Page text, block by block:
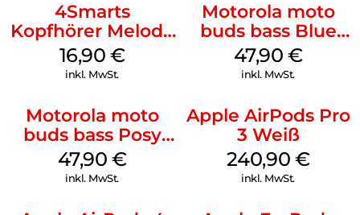
4Smarts
Kopfhörer Melody
Digital USB-C
Weiß
16,90 €
inkl. MwSt.
Motorola moto
buds bass Blue
Jewel
47,90 €
inkl. MwSt.
Motorola moto
buds bass Posy
Green
47,90 €
inkl. MwSt.
Apple AirPods Pro
3 Weiß
240,90 €
inkl. MwSt.